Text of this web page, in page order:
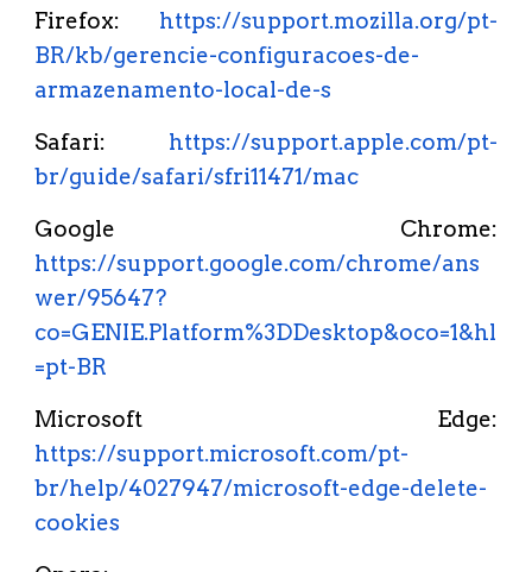
Firefox: https://support.mozilla.org/pt-
BR/kb/gerencie-configuracoes-de-
armazenamento-local-de-s
Safari: https://support.apple.com/pt-
br/guide/safari/sfri11471/mac
Google Chrome:
https://support.google.com/chrome/ans
wer/95647?
co=GENIE.Platform%3DDesktop&oco=1&hl
=pt-BR
Microsoft Edge:
https://support.microsoft.com/pt-
br/help/4027947/microsoft-edge-delete-
cookies